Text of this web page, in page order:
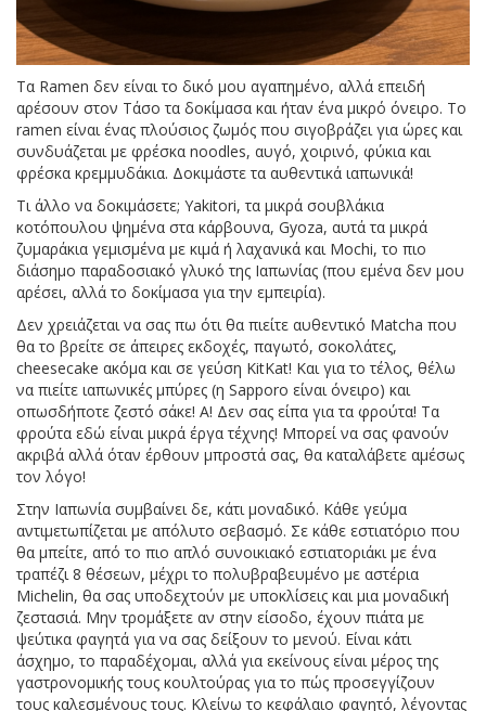
Τα Ramen δεν είναι το δικό μου αγαπημένο, αλλά επειδή
αρέσουν στον Τάσο τα δοκίμασα και ήταν ένα μικρό όνειρο. Το
ramen είναι ένας πλούσιος ζωμός που σιγοβράζει για ώρες και
συνδυάζεται με φρέσκα noodles, αυγό, χοιρινό, φύκια και
φρέσκα κρεμμυδάκια. Δοκιμάστε τα αυθεντικά ιαπωνικά!
Τι άλλο να δοκιμάσετε; Yakitori, τα μικρά σουβλάκια
κοτόπουλου ψημένα στα κάρβουνα, Gyoza, αυτά τα μικρά
ζυμαράκια γεμισμένα με κιμά ή λαχανικά και Mochi, το πιο
διάσημο παραδοσιακό γλυκό της Ιαπωνίας (που εμένα δεν μου
αρέσει, αλλά το δοκίμασα για την εμπειρία).
Δεν χρειάζεται να σας πω ότι θα πιείτε αυθεντικό Matcha που
θα το βρείτε σε άπειρες εκδοχές, παγωτό, σοκολάτες,
cheesecake ακόμα και σε γεύση KitKat! Και για το τέλος, θέλω
να πιείτε ιαπωνικές μπύρες (η Sapporo είναι όνειρο) και
οπωσδήποτε ζεστό σάκε! Α! Δεν σας είπα για τα φρούτα! Τα
φρούτα εδώ είναι μικρά έργα τέχνης! Μπορεί να σας φανούν
ακριβά αλλά όταν έρθουν μπροστά σας, θα καταλάβετε αμέσως
τον λόγο!
Στην Ιαπωνία συμβαίνει δε, κάτι μοναδικό. Κάθε γεύμα
αντιμετωπίζεται με απόλυτο σεβασμό. Σε κάθε εστιατόριο που
θα μπείτε, από το πιο απλό συνοικιακό εστιατοριάκι με ένα
τραπέζι 8 θέσεων, μέχρι το πολυβραβευμένο με αστέρια
Michelin, θα σας υποδεχτούν με υποκλίσεις και μια μοναδική
ζεστασιά. Μην τρομάξετε αν στην είσοδο, έχουν πιάτα με
ψεύτικα φαγητά για να σας δείξουν το μενού. Είναι κάτι
άσχημο, το παραδέχομαι, αλλά για εκείνους είναι μέρος της
γαστρονομικής τους κουλτούρας για το πώς προσεγγίζουν
τους καλεσμένους τους. Κλείνω το κεφάλαιο φαγητό, λέγοντας